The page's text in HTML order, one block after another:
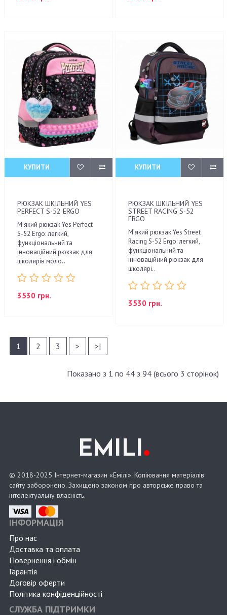
КУПИТИ
РЮКЗАК ШКІЛЬНИЙ YES
PERFECT S-52 ERGO
М’який рюкзак Yes Perfect
S-52 Ergo: легкий,
функціональний та
інноваційний рюкзак для
школярів моло..
3530 грн.
КУПИТИ
РЮКЗАК ШКІЛЬНИЙ YES
STREET RACING S-52
ERGO
М’який рюкзак Yes Street
Racing S-52 Ergo: легкий,
функціональний та
інноваційний рюкзак для
школярі..
3530 грн.
1 2 3 > >|
Показано з 1 по 44 з 94 (всього 3 сторінок)
EMILI.
© 2018-2025 Інтернет-магазин «Емілі». Копіювання матеріалів
сайту заборонено. Захищено законом про авторське право та
інтелектуальну власність.
ІНФОРМАЦІЯ
Про нас
Доставка та оплата
Повернення і обмін
Гарантія
Договір оферти
Політика конфіденційності
СЛУЖБА ПІДТРИМКИ